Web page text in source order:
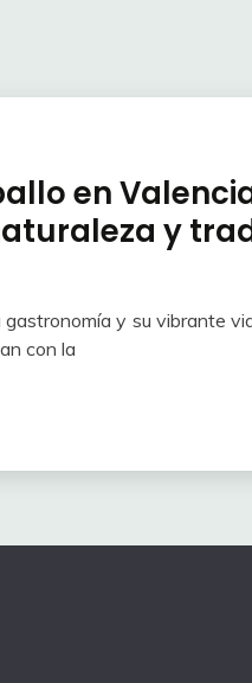
en
y
y su vibrante
con la